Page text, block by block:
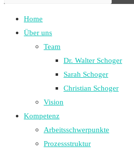
Escape
search
Home
Über uns
Team
Dr. Walter Schoger
Sarah Schoger
Christian Schoger
Vision
Kompetenz
Arbeitsschwerpunkte
Prozessstruktur